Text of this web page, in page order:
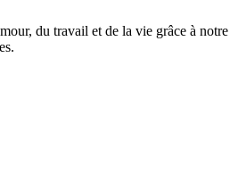
du travail et de la vie grâce à notre